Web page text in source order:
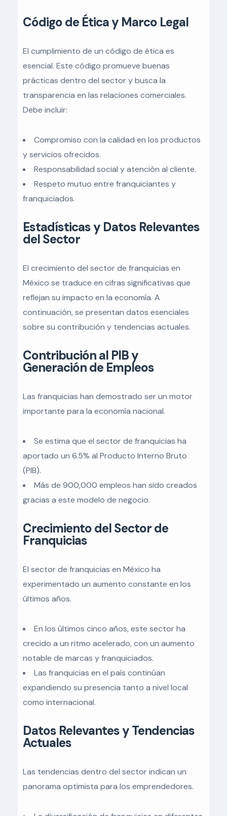
Código de Ética y Marco Legal
El cumplimiento de un código de ética es
esencial. Este código promueve buenas
prácticas dentro del sector y busca la
transparencia en las relaciones comerciales.
Debe incluir:
Compromiso con la calidad en los productos
y servicios ofrecidos.
Responsabilidad social y atención al cliente.
Respeto mutuo entre franquiciantes y
franquiciados.
Estadísticas y Datos Relevantes
del Sector
El crecimiento del sector de franquicias en
México se traduce en cifras significativas que
reflejan su impacto en la economía. A
continuación, se presentan datos esenciales
sobre su contribución y tendencias actuales.
Contribución al PIB y
Generación de Empleos
Las franquicias han demostrado ser un motor
importante para la economía nacional.
Se estima que el sector de franquicias ha
aportado un 6.5% al Producto Interno Bruto
(PIB).
Más de 900,000 empleos han sido creados
gracias a este modelo de negocio.
Crecimiento del Sector de
Franquicias
El sector de franquicias en México ha
experimentado un aumento constante en los
últimos años.
En los últimos cinco años, este sector ha
crecido a un ritmo acelerado, con un aumento
notable de marcas y franquiciados.
Las franquicias en el país continúan
expandiendo su presencia tanto a nivel local
como internacional.
Datos Relevantes y Tendencias
Actuales
Las tendencias dentro del sector indican un
panorama optimista para los emprendedores.